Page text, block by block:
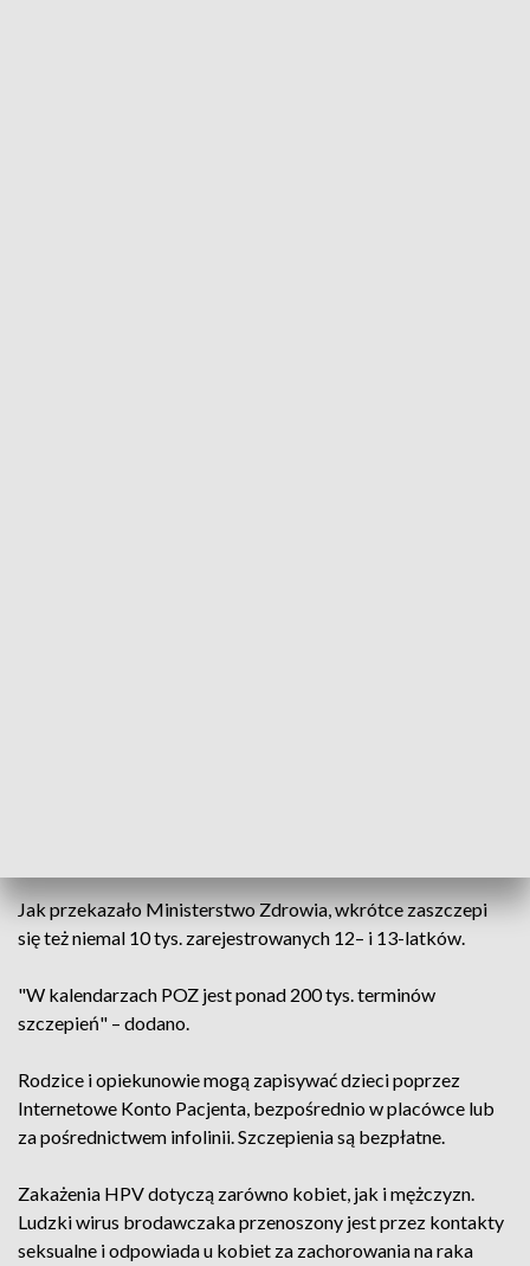
Jak przekazało Ministerstwo Zdrowia, wkrótce zaszczepi
się też niemal 10 tys. zarejestrowanych 12– i 13-latków.
"W kalendarzach POZ jest ponad 200 tys. terminów
szczepień" – dodano.
Rodzice i opiekunowie mogą zapisywać dzieci poprzez
Internetowe Konto Pacjenta, bezpośrednio w placówce lub
za pośrednictwem infolinii. Szczepienia są bezpłatne.
Zakażenia HPV dotyczą zarówno kobiet, jak i mężczyzn.
Ludzki wirus brodawczaka przenoszony jest przez kontakty
seksualne i odpowiada u kobiet za zachorowania na raka